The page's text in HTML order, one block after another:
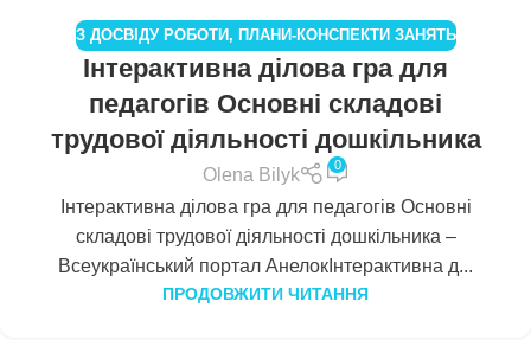
З ДОСВІДУ РОБОТИ , ПЛАНИ-КОНСПЕКТИ ЗАНЯТЬ
Інтерактивна ділова гра для
педагогів Основні складові
трудової діяльності дошкільника
Olena Bilyk
0
Інтерактивна ділова гра для педагогів Основні
складові трудової діяльності дошкільника –
Всеукраїнський портал АнелокІнтерактивна д...
ПРОДОВЖИТИ ЧИТАННЯ